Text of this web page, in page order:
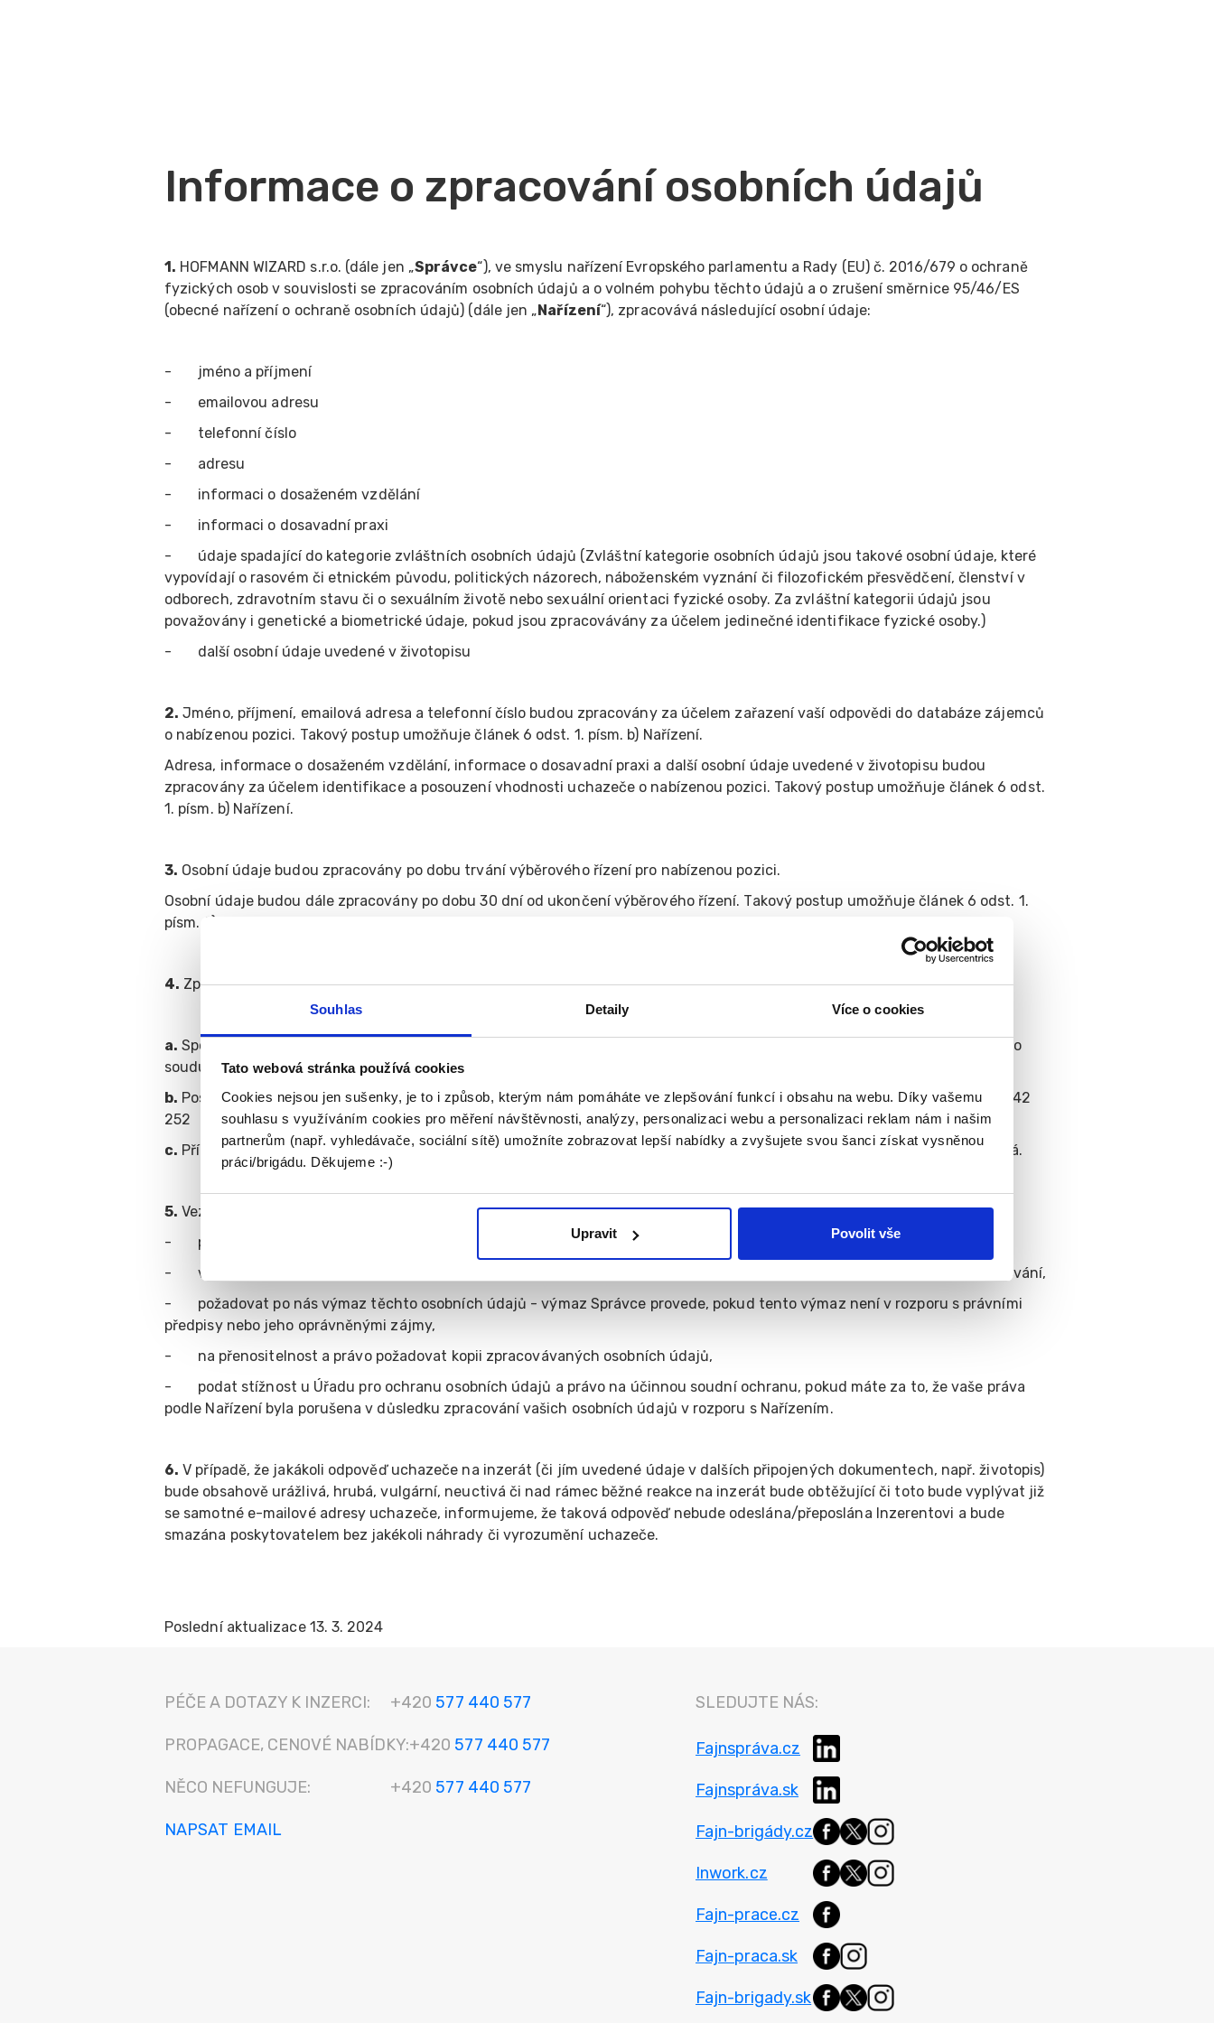
Souhlas Detaily Více o cookies
Tato webová stránka používá cookies
Cookies nejsou jen sušenky, je to i způsob, kterým nám pomáháte ve zlepšování funkcí i obsahu na webu. Díky vašemu
souhlasu s využíváním cookies pro měření návštěvnosti, analýzy, personalizaci webu a personalizaci reklam nám i našim
partnerům (např. vyhledávače, sociální sítě) umožníte zobrazovat lepší nabídky a zvyšujete svou šanci získat vysněnou
práci/brigádu. Děkujeme :-)
Upravit Povolit vše
Informace o zpracování osobních údajů
1. HOFMANN WIZARD s.r.o. (dále jen „Správce“), ve smyslu nařízení Evropského parlamentu a Rady (EU) č. 2016/679 o ochraně
fyzických osob v souvislosti se zpracováním osobních údajů a o volném pohybu těchto údajů a o zrušení směrnice 95/46/ES
(obecné nařízení o ochraně osobních údajů) (dále jen „Nařízení“), zpracovává následující osobní údaje:
- jméno a příjmení
- emailovou adresu
- telefonní číslo
- adresu
- informaci o dosaženém vzdělání
- informaci o dosavadní praxi
- údaje spadající do kategorie zvláštních osobních údajů (Zvláštní kategorie osobních údajů jsou takové osobní údaje, které
vypovídají o rasovém či etnickém původu, politických názorech, náboženském vyznání či filozofickém přesvědčení, členství v
odborech, zdravotním stavu či o sexuálním životě nebo sexuální orientaci fyzické osoby. Za zvláštní kategorii údajů jsou
považovány i genetické a biometrické údaje, pokud jsou zpracovávány za účelem jedinečné identifikace fyzické osoby.)
- další osobní údaje uvedené v životopisu
2. Jméno, příjmení, emailová adresa a telefonní číslo budou zpracovány za účelem zařazení vaší odpovědi do databáze zájemců
o nabízenou pozici. Takový postup umožňuje článek 6 odst. 1. písm. b) Nařízení.
Adresa, informace o dosaženém vzdělání, informace o dosavadní praxi a další osobní údaje uvedené v životopisu budou
zpracovány za účelem identifikace a posouzení vhodnosti uchazeče o nabízenou pozici. Takový postup umožňuje článek 6 odst.
1. písm. b) Nařízení.
3. Osobní údaje budou zpracovány po dobu trvání výběrového řízení pro nabízenou pozici.
Osobní údaje budou dále zpracovány po dobu 30 dní od ukončení výběrového řízení. Takový postup umožňuje článek 6 odst. 1.
písm. f) Nařízení. Proti takovému zpracování máte právo vznést námitku.
4. Zpracování osobních údajů je prováděno Správcem, osobní údaje však pro něj mohou zpracovávat i tito zpracovatelé:
a. Společnost Fajn skupina pracovních portálů s.r.o., se sídlem Janová 216, 755 01 Janová, IČ 286 61 141, zapsaná u Krajského
soudu v Ostravě, oddíl C, vložka 37724
b. Poskytovatel webhostingu, společnost Váš hosting s.r.o., se sídlem Nymburk - Nymburk, Zbožská 1385/40, 28802, IČ: 247 42
252
c. Případně další poskytovatelé zpracovatelských softwarů, služeb a aplikací, které však v současné době Správce nevyužívá.
5. Vezměte, prosíme, na vědomí, že podle Nařízení máte právo:
- požadovat po nás informaci, jaké vaše osobní údaje zpracováváme,
- vyžádat si u nás přístup k těmto údajům a tyto nechat aktualizovat nebo opravit, popřípadě požadovat omezení zpracování,
- požadovat po nás výmaz těchto osobních údajů - výmaz Správce provede, pokud tento výmaz není v rozporu s právními
předpisy nebo jeho oprávněnými zájmy,
- na přenositelnost a právo požadovat kopii zpracovávaných osobních údajů,
- podat stížnost u Úřadu pro ochranu osobních údajů a právo na účinnou soudní ochranu, pokud máte za to, že vaše práva
podle Nařízení byla porušena v důsledku zpracování vašich osobních údajů v rozporu s Nařízením.
6. V případě, že jakákoli odpověď uchazeče na inzerát (či jím uvedené údaje v dalších připojených dokumentech, např. životopis)
bude obsahově urážlivá, hrubá, vulgární, neuctivá či nad rámec běžné reakce na inzerát bude obtěžující či toto bude vyplývat již
se samotné e-mailové adresy uchazeče, informujeme, že taková odpověď nebude odeslána/přeposlána Inzerentovi a bude
smazána poskytovatelem bez jakékoli náhrady či vyrozumění uchazeče.
Poslední aktualizace 13. 3. 2024
PÉČE A DOTAZY K INZERCI: +420 577 440 577
PROPAGACE, CENOVÉ NABÍDKY:+420 577 440 577
NĚCO NEFUNGUJE: +420 577 440 577
NAPSAT EMAIL
SLEDUJTE NÁS:
Fajnspráva.cz
Fajnspráva.sk
Fajn-brigády.cz
Inwork.cz
Fajn-prace.cz
Fajn-praca.sk
Fajn-brigady.sk